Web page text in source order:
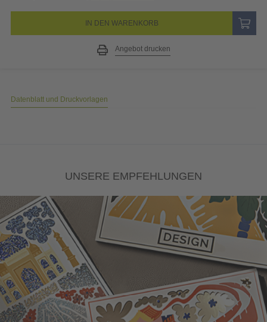
IN DEN WARENKORB
Angebot drucken
Datenblatt und Druckvorlagen
UNSERE EMPFEHLUNGEN